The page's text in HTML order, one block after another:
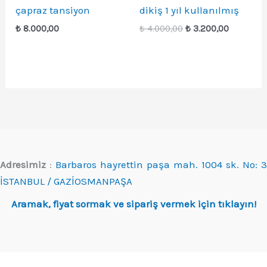
çapraz tansiyon
₺ 8.000,00
dikiş 1 yıl kullanılmış
₺4.000,00 Orijinal
₺ 3.200,00Şu
Adresimiz : Barbaros hayrettin paşa mah. 1004 sk. No: 3
İSTANBUL / GAZİOSMANPAŞA
Aramak, fiyat sormak ve sipariş vermek için tıklayın!